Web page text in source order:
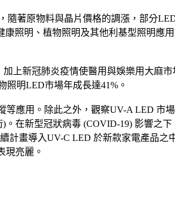
隨著原物料與晶片價格的調漲，部分
照明、植物照明及其他利基型照明應
上新冠肺炎疫情使醫用與娛樂用大麻
明LED市場年成長達41%。
應用。除此之外，觀察UV-A LED 市
在新型冠狀病毒 (COVID-19) 影響之
計畫導入UV-C LED 於新款家電產品之
現亮麗。